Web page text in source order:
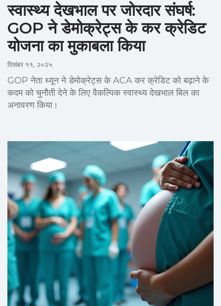
स्वास्थ्य देखभाल पर जोरदार संघर्ष:
GOP ने डेमोक्रेट्स के कर क्रेडिट
योजना का मुकाबला किया
दिसंबर ११, २०२५
GOP नेता थ्यून ने डेमोक्रेट्स के ACA कर क्रेडिट को बढ़ाने के
कदम को चुनौती देने के लिए वैकल्पिक स्वास्थ्य देखभाल बिल का
अनावरण किया।